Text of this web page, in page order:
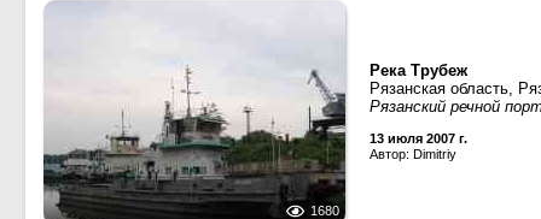
1680
Река Трубеж
Рязанская область,
Рязанский речной
13 июля 2007 г.
Автор: Dimitriy